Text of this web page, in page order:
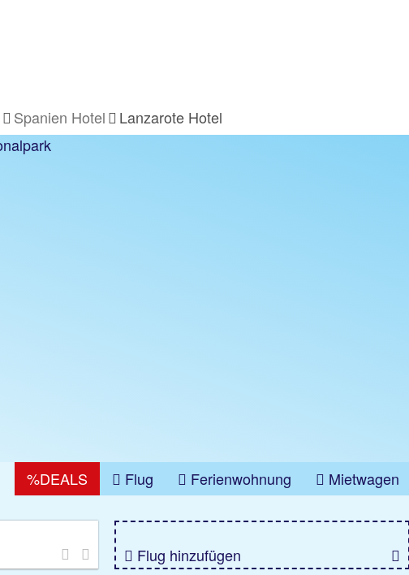
Spanien Hotel Lanzarote Hotel
%DEALS Flug Ferienwohnung Mietwagen
Flug hinzufügen